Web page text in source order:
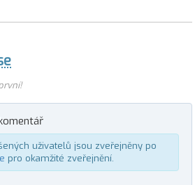
uživatelů jsou zveřejněny po
pro okamžité zveřejnění.